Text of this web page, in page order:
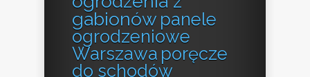
gabionów panele
ogrodzeniowe
Warszawa poręcze
do schodów